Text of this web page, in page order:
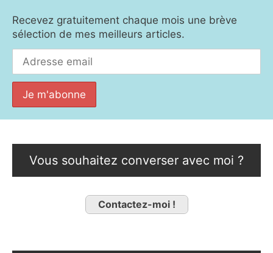
Recevez gratuitement chaque mois une brève
sélection de mes meilleurs articles.
Vous souhaitez converser avec moi ?
Contactez-moi !